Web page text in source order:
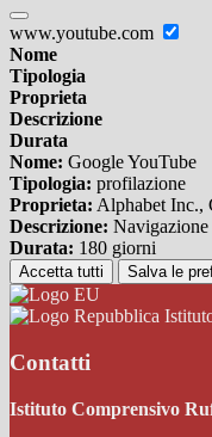
www.youtube.com
Nome
Tipologia
Proprieta
Descrizione
Durata
Nome: Google YouTube
Tipologia: profilazione
Proprieta: Alphabet Inc.,
Descrizione:
Durata: 180 giorni
Accetta tutti Salva le
Contatti
Istituto Comprensivo